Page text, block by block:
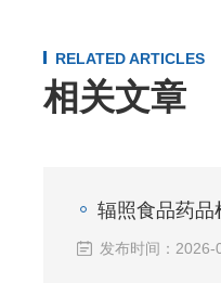
RELATED ARTICLES
相关文章
辐照食品药品
发布时间：2026-